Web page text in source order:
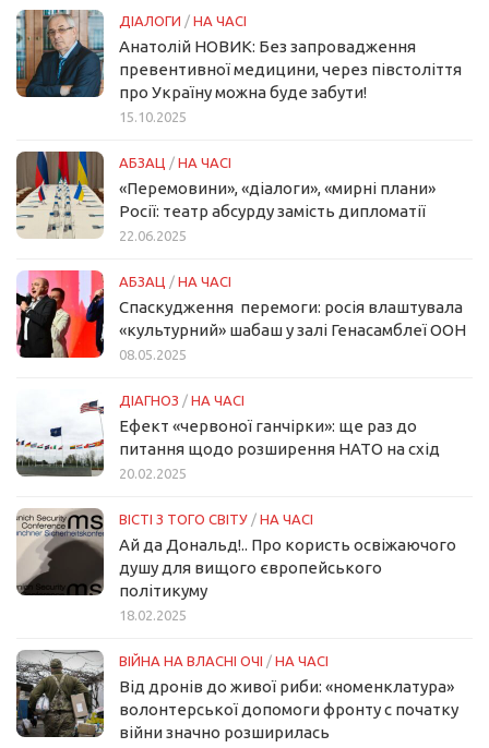
ДІАЛОГИ / НА ЧАСІ
Анатолій НОВИК: Без запровадження
превентивної медицини, через півстоліття
про Україну можна буде забути!
15.10.2025
АБЗАЦ / НА ЧАСІ
«Перемовини», «діалоги», «мирні плани»
Росії: театр абсурду замість дипломатії
22.06.2025
АБЗАЦ / НА ЧАСІ
Спаскудження перемоги: росія влаштувала
«культурний» шабаш у залі Генасамблеї ООН
08.05.2025
ДІАГНОЗ / НА ЧАСІ
Ефект «червоної ганчірки»: ще раз до
питання щодо розширення НАТО на схід
20.02.2025
ВІСТІ З ТОГО СВІТУ / НА ЧАСІ
Ай да Дональд!.. Про користь освіжаючого
душу для вищого європейського
політикуму
18.02.2025
ВІЙНА НА ВЛАСНІ ОЧІ / НА ЧАСІ
Від дронів до живої риби: «номенклатура»
волонтерської допомоги фронту с початку
війни значно розширилась